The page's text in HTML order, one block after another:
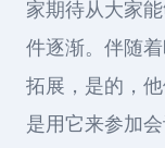
家期待从大家
件逐渐。伴随
拓展，是的，
是用它来参加会